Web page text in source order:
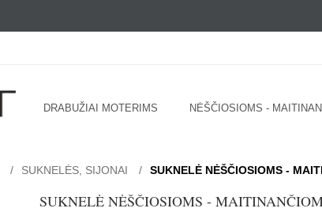
DRABUŽIAI MOTERIMS NĖŠČIOSIOMS -
SUKNELĖS, SIJONAI SUKNELĖ NĖŠČIOSIOMS -
SUKNELĖ NĖŠČIOSIOMS -